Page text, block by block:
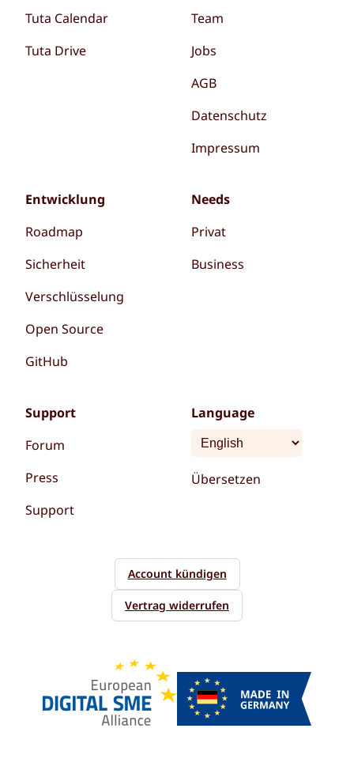
Tuta Calendar
Tuta Drive
Team
Jobs
AGB
Datenschutz
Impressum
Entwicklung
Roadmap
Sicherheit
Verschlüsselung
Open Source
GitHub
Needs
Privat
Business
Support
Forum
Press
Support
Language
Übersetzen
Account kündigen
Vertrag widerrufen